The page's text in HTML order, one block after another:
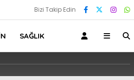
Bizi Takip Edin
SAĞLIK